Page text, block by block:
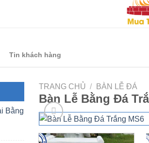
Tin khách hàng
Bằng
TRANG CHỦ / BÀN LỄ ĐÁ
Bàn Lễ Bằng Đá